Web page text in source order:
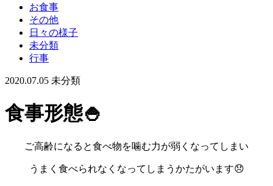
お食事
その他
日々の様子
未分類
行事
2020.07.05 未分類
食事形態🍚
ご高齢になると食べ物を噛む力が弱くなってしまい
うまく食べられなくなってしまうかたがいます😞